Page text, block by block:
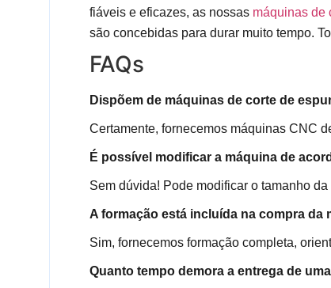
fiáveis e eficazes, as nossas máquinas de
são concebidas para durar muito tempo.
FAQs
Dispõem de máquinas de corte de
Certamente, fornecemos máquinas CNC
É possível modificar a máquina de
Sem dúvida! Pode modificar o tamanho
A formação está incluída na compra da
Sim, fornecemos formação completa,
Quanto tempo demora a entrega de